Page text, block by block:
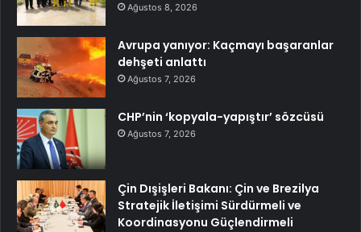
Ağustos 8, 2026
Avrupa yanıyor: Kaçmayı başaranlar
dehşeti anlattı
Ağustos 7, 2026
CHP’nin ‘kopyala-yapıştır’ sözcüsü
Ağustos 7, 2026
Çin Dışişleri Bakanı: Çin ve Brezilya
Stratejik İletişimi Sürdürmeli ve
Koordinasyonu Güçlendirmeli